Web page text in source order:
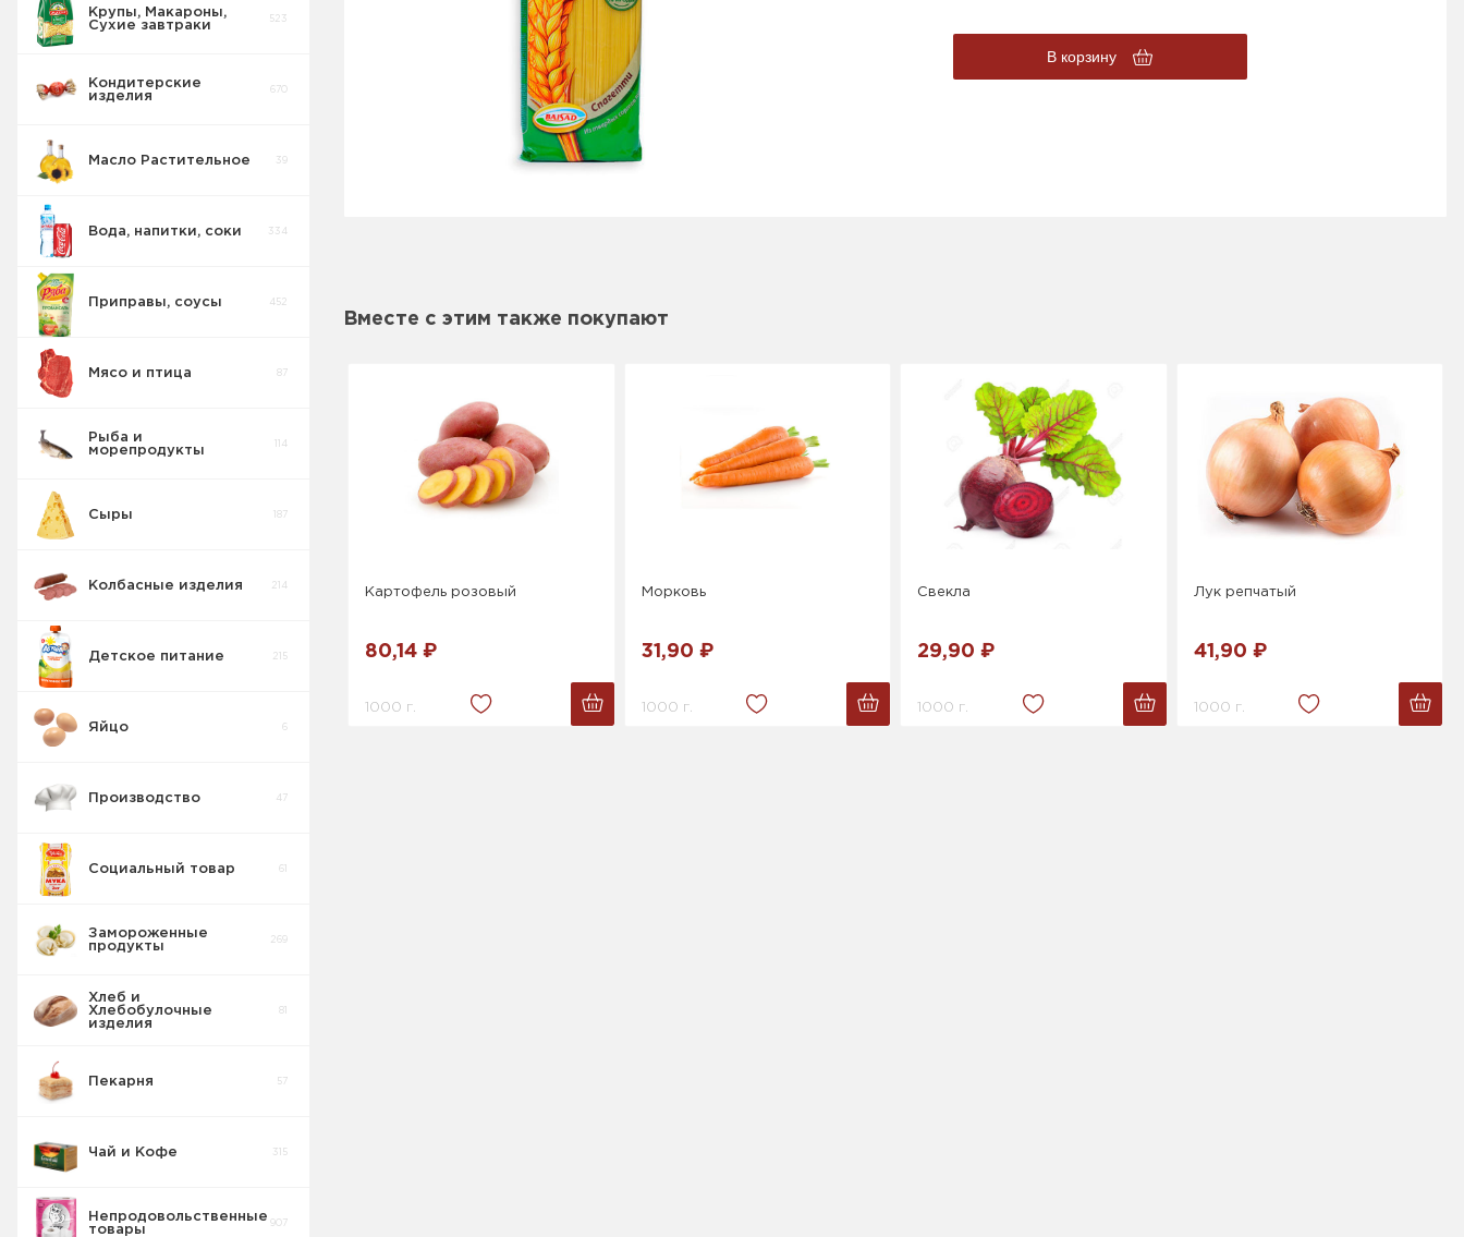
Крупы, Макароны,
Сухие завтраки
523
Крупы и
Кондитерские
изделия
670
Масло Растительное 39
Вода, напитки, соки 334
Приправы, соусы 452
Мясо и птица 87
Рыба и
морепродукты
114
Сыры 187
Колбасные изделия 214
Детское питание 215
Яйцо 6
Производство 47
Социальный товар 61
Замороженные
продукты
269
Хлеб и
Хлебобулочные
изделия
81
Пекарня 57
Чай и Кофе 315
Непродовольственные
товары
907
В корзину
Вместе с этим также покупают
Картофель розовый
80,14 ₽
1000 г.
Морковь
31,90 ₽
1000 г.
Свекла
29,90 ₽
1000 г.
Лук репчатый
41,90 ₽
1000 г.